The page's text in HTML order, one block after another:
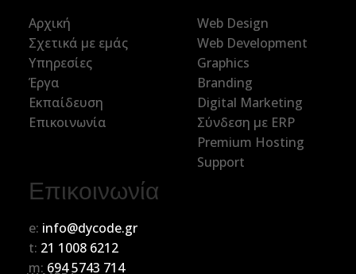
Αρχική
Σχετικά με εμάς
Υπηρεσίες
Έργα
Εκπαίδευση
Επικοινωνία
Web Design
Web Development
Graphics
Branding
Digital Marketing
Σύνδεση με ERP
Premium Hosting
Support
Επικοινωνία
e: info@dycode.gr
t: 21 1008 6212
m: 694 5743 714